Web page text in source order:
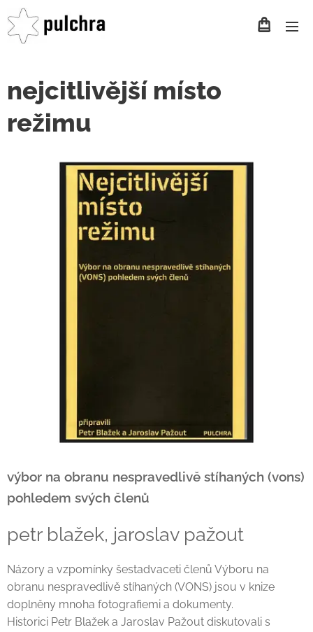
nejcitlivější místo
režimu
výbor na obranu nespravedlivě stíhaných (vons)
pohledem svých členů
petr blažek, jaroslav pažout
Názory a vzpomínky šestadvaceti členů Výboru na
obranu nespravedlivě stíhaných (VONS) jsou v knize
doplněny mnoha fotografiemi a dokumenty.
Historici Petr Blažek a Jaroslav Pažout diskutovali s